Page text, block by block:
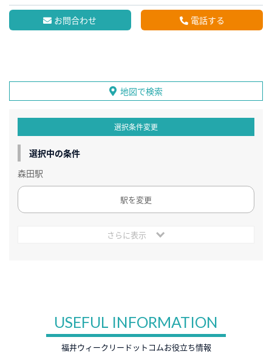
お問合わせ 電話する
地図で検索
選択条件変更
選択中の条件
森田駅
駅を変更
さらに表示
USEFUL INFORMATION
福井ウィークリードットコムお役立ち情報